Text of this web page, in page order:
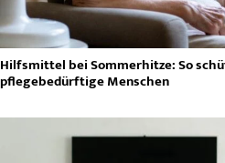
Hilfsmittel bei Sommerhitze: So
pflegebedürftige Menschen